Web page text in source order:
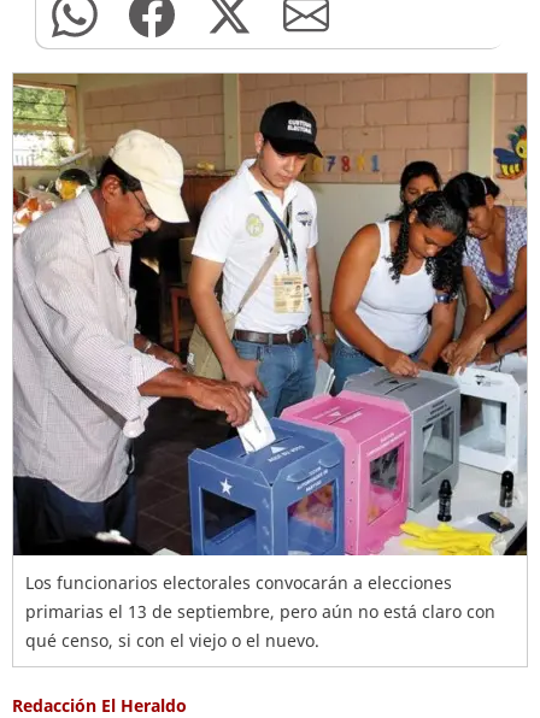
Los funcionarios electorales convocarán a elecciones
primarias el 13 de septiembre, pero aún no está claro con
qué censo, si con el viejo o el nuevo.
Redacción El Heraldo